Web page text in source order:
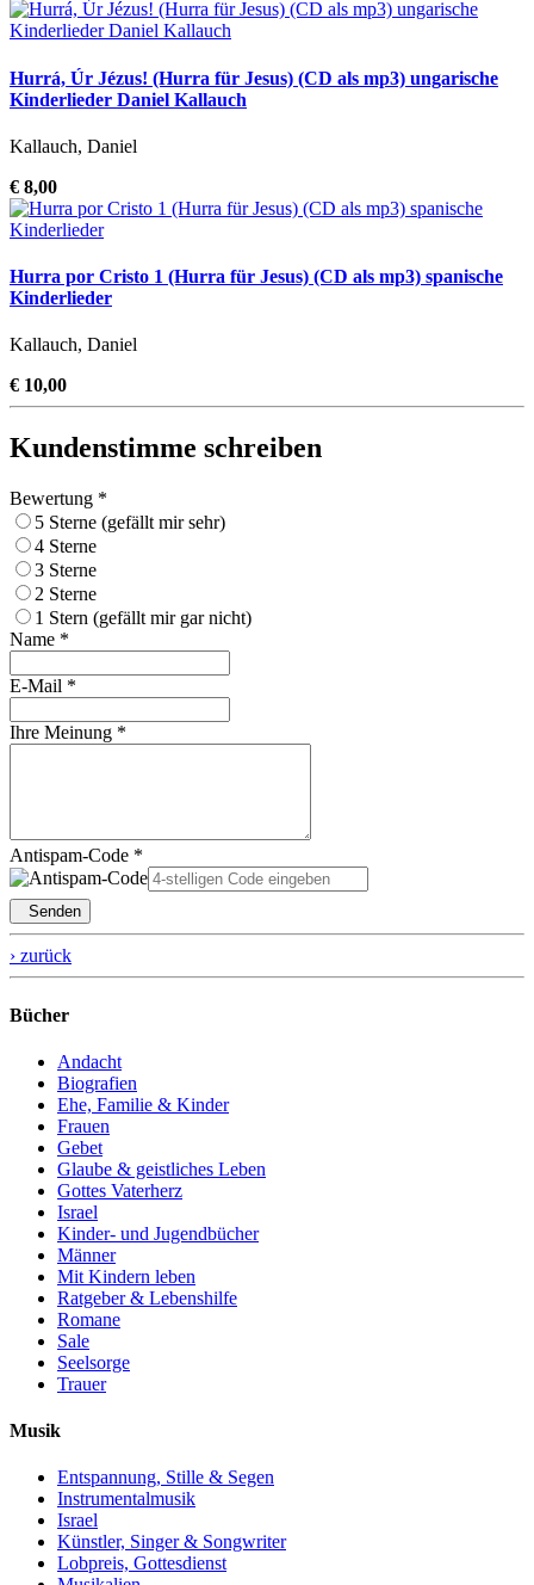
Hurrá, Úr Jézus! (Hurra für Jesus) (CD als mp3) ungarische
Kinderlieder Daniel Kallauch
Kallauch, Daniel
€ 8,00
Hurra por Cristo 1 (Hurra für Jesus) (CD als mp3) spanische
Kinderlieder
Kallauch, Daniel
€ 10,00
Kundenstimme schreiben
Bewertung *
5 Sterne (gefällt mir sehr)
4 Sterne
3 Sterne
2 Sterne
1 Stern (gefällt mir gar nicht)
Name *
E-Mail *
Ihre Meinung *
Antispam-Code *
Senden
› zurück
Bücher
Andacht
Biografien
Ehe, Familie & Kinder
Frauen
Gebet
Glaube & geistliches Leben
Gottes Vaterherz
Israel
Kinder- und Jugendbücher
Männer
Mit Kindern leben
Ratgeber & Lebenshilfe
Romane
Sale
Seelsorge
Trauer
Musik
Entspannung, Stille & Segen
Instrumentalmusik
Israel
Künstler, Singer & Songwriter
Lobpreis, Gottesdienst